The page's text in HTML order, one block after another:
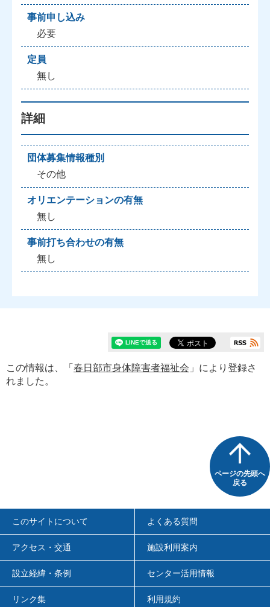
事前申し込み
必要
定員
無し
詳細
団体募集情報種別
その他
オリエンテーションの有無
無し
事前打ち合わせの有無
無し
この情報は、「 春日部市身体障害者福祉会 」により登録さ
れました。
ページの先頭へ
戻る
このサイトについて よくある質問
アクセス・交通 施設利用案内
設立経緯・条例 センター活用情報
リンク集 利用規約